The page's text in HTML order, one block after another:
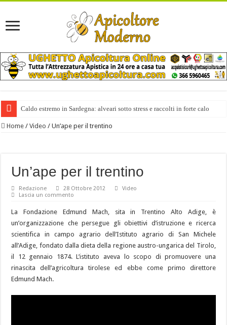
Caldo estremo in Sardegna: alveari sotto stress e raccolti in forte calo
Home / Video / Un’ape per il trentino
Un’ape per il trentino
Redazione 28 Ottobre 2012
Video
Lascia un commento
La Fondazione Edmund Mach, sita in Trentino Alto Adige, è
un’organizzazione che persegue gli obiettivi d’istruzione e ricerca
scientifica in campo agrario dell’Istituto agrario di San Michele
all’Adige, fondato dalla dieta della regione austro-ungarica del Tirolo,
il 12 gennaio 1874. L’istituto aveva lo scopo di promuovere una
rinascita dell’agricoltura tirolese ed ebbe come primo direttore
Edmund Mach.